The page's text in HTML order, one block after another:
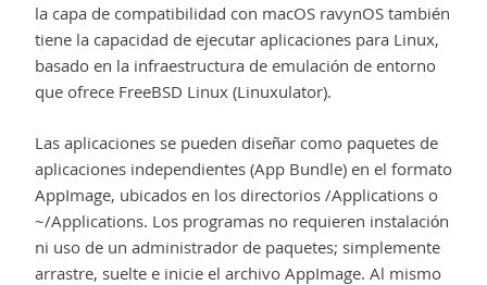
la capa de compatibilidad con macOS ravynOS también
tiene la capacidad de ejecutar aplicaciones para Linux,
basado en la infraestructura de emulación de entorno
que ofrece FreeBSD Linux (Linuxulator).
Las aplicaciones se pueden diseñar como paquetes de
aplicaciones independientes (App Bundle) en el formato
AppImage, ubicados en los directorios /Applications o
~/Applications. Los programas no requieren instalación
ni uso de un administrador de paquetes; simplemente
arrastre, suelte e inicie el archivo AppImage. Al mismo